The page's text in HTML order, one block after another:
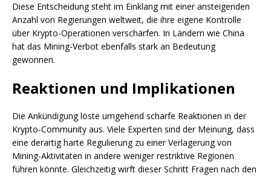
Diese Entscheidung steht im Einklang mit einer ansteigenden
Anzahl von Regierungen weltweit, die ihre eigene Kontrolle
über Krypto-Operationen verschärfen. In Ländern wie China
hat das Mining-Verbot ebenfalls stark an Bedeutung
gewonnen.
Reaktionen und Implikationen
Die Ankündigung löste umgehend scharfe Reaktionen in der
Krypto-Community aus. Viele Experten sind der Meinung, dass
eine derartig harte Regulierung zu einer Verlagerung von
Mining-Aktivitäten in andere weniger restriktive Regionen
führen könnte. Gleichzeitig wirft dieser Schritt Fragen nach den